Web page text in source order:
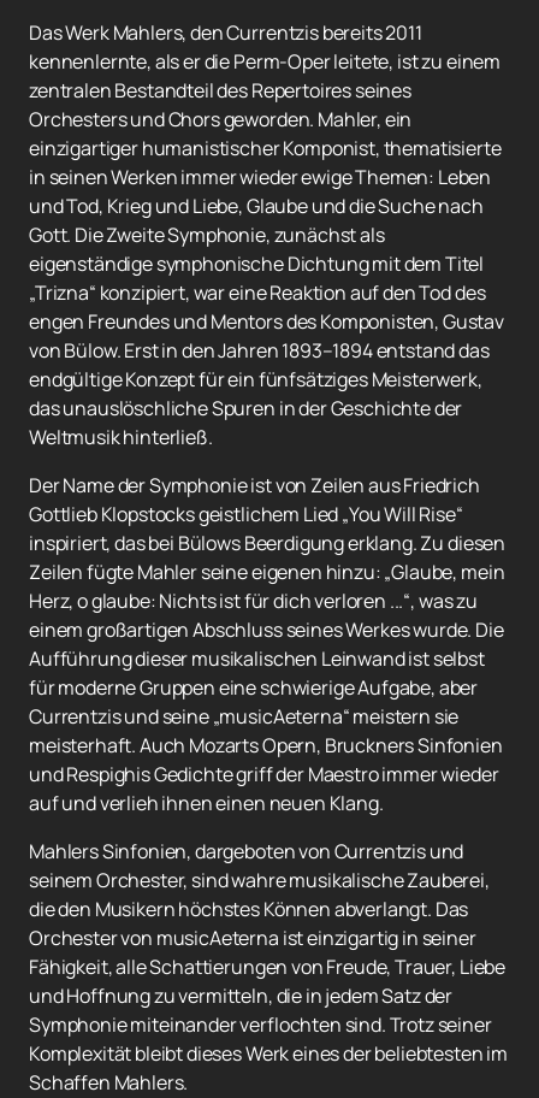
Das Werk Mahlers, den Currentzis bereits 2011
kennenlernte, als er die Perm-Oper leitete, ist zu einem
zentralen Bestandteil des Repertoires seines
Orchesters und Chors geworden. Mahler, ein
einzigartiger humanistischer Komponist, thematisierte
in seinen Werken immer wieder ewige Themen: Leben
und Tod, Krieg und Liebe, Glaube und die Suche nach
Gott. Die Zweite Symphonie, zunächst als
eigenständige symphonische Dichtung mit dem Titel
„Trizna“ konzipiert, war eine Reaktion auf den Tod des
engen Freundes und Mentors des Komponisten, Gustav
von Bülow. Erst in den Jahren 1893–1894 entstand das
endgültige Konzept für ein fünfsätziges Meisterwerk,
das unauslöschliche Spuren in der Geschichte der
Weltmusik hinterließ.
Der Name der Symphonie ist von Zeilen aus Friedrich
Gottlieb Klopstocks geistlichem Lied „You Will Rise“
inspiriert, das bei Bülows Beerdigung erklang. Zu diesen
Zeilen fügte Mahler seine eigenen hinzu: „Glaube, mein
Herz, o glaube: Nichts ist für dich verloren ...“, was zu
einem großartigen Abschluss seines Werkes wurde. Die
Aufführung dieser musikalischen Leinwand ist selbst
für moderne Gruppen eine schwierige Aufgabe, aber
Currentzis und seine „musicAeterna“ meistern sie
meisterhaft. Auch Mozarts Opern, Bruckners Sinfonien
und Respighis Gedichte griff der Maestro immer wieder
auf und verlieh ihnen einen neuen Klang.
Mahlers Sinfonien, dargeboten von Currentzis und
seinem Orchester, sind wahre musikalische Zauberei,
die den Musikern höchstes Können abverlangt. Das
Orchester von musicAeterna ist einzigartig in seiner
Fähigkeit, alle Schattierungen von Freude, Trauer, Liebe
und Hoffnung zu vermitteln, die in jedem Satz der
Symphonie miteinander verflochten sind. Trotz seiner
Komplexität bleibt dieses Werk eines der beliebtesten im
Schaffen Mahlers.